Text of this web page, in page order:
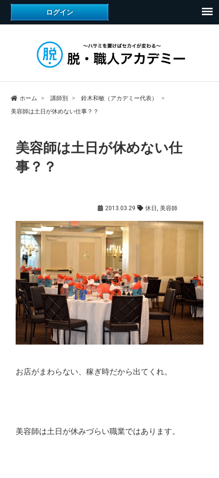
ホーム 講師別
鈴木和敏（アカデミー代表）
美容師は土日が休めない仕事？？
美容師は土日が休めない仕
事？？
2013.03.29 休日 ,美容師
お店がまわらない、稼ぎ時だから出てくれ。
美容師は土日が休みづらい職業ではあります。